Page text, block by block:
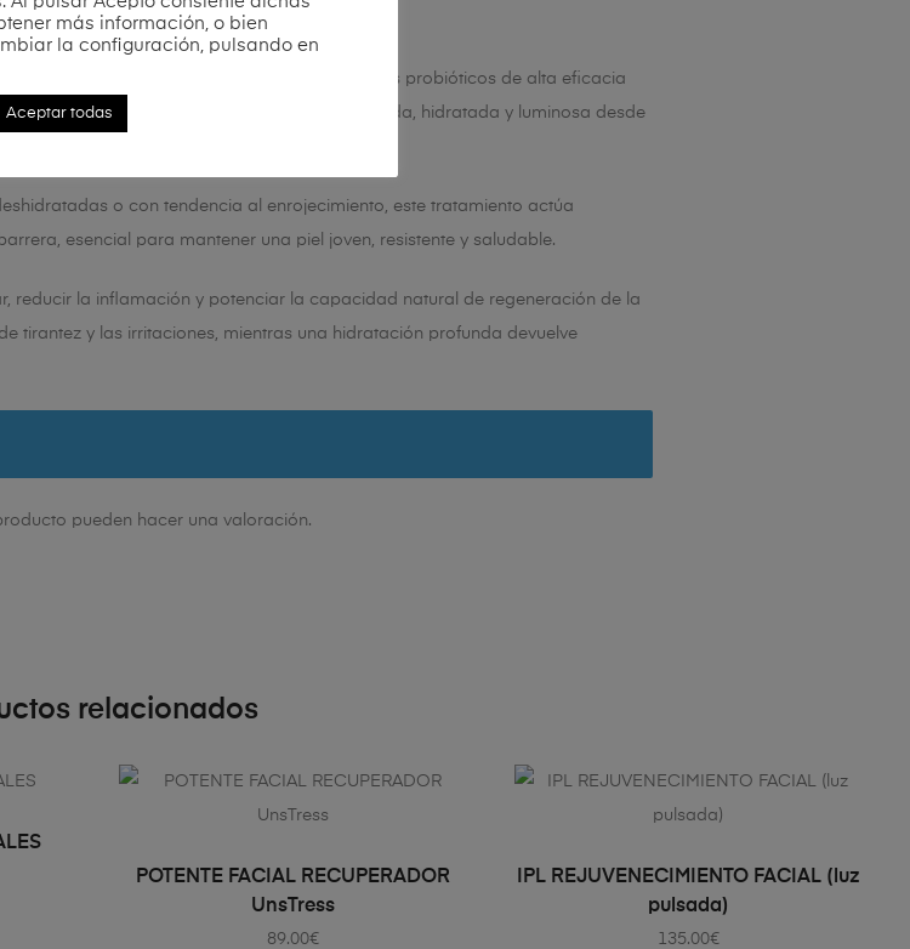
este exclusivo protocolo combina activos probióticos de alta eficacia
es una piel visiblemente más equilibrada, hidratada y luminosa desde
o con tendencia al enrojecimiento, este tratamiento actúa
esencial para mantener una piel joven, resistente y saludable.
reducir la inflamación y potenciar la capacidad natural de regeneración de la
tirantez y las irritaciones, mientras una hidratación profunda devuelve
pueden hacer una valoración.
relacionados
AÑADIR AL CARRITO
POTENTE FACIAL RECUPERADOR
UnsTress
89.00€
AÑADIR AL CARRITO
IPL REJUVENECIMIENTO FACIAL (luz
pulsada)
135.00€
más información, o bien
la configuración, pulsando en
Aceptar todas